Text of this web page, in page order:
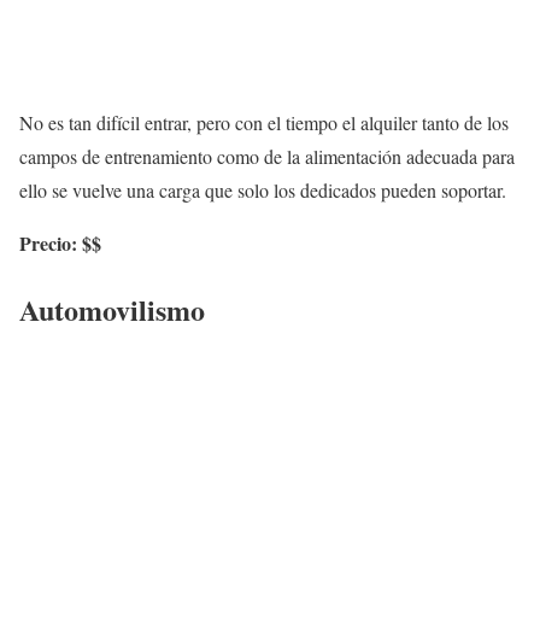
No es tan difícil entrar, pero con el tiempo el alquiler tanto de los
campos de entrenamiento como de la alimentación adecuada para
ello se vuelve una carga que solo los dedicados pueden soportar.
Precio: $$
Automovilismo